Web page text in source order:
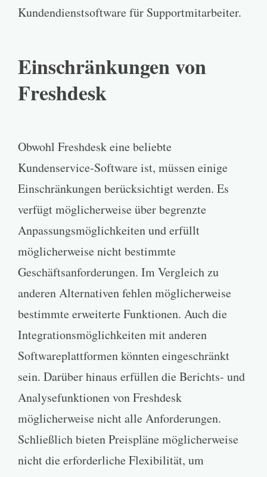
Kundendienstsoftware für Supportmitarbeiter.
Einschränkungen von
Freshdesk
Obwohl Freshdesk eine beliebte
Kundenservice-Software ist, müssen einige
Einschränkungen berücksichtigt werden. Es
verfügt möglicherweise über begrenzte
Anpassungsmöglichkeiten und erfüllt
möglicherweise nicht bestimmte
Geschäftsanforderungen. Im Vergleich zu
anderen Alternativen fehlen möglicherweise
bestimmte erweiterte Funktionen. Auch die
Integrationsmöglichkeiten mit anderen
Softwareplattformen könnten eingeschränkt
sein. Darüber hinaus erfüllen die Berichts- und
Analysefunktionen von Freshdesk
möglicherweise nicht alle Anforderungen.
Schließlich bieten Preispläne möglicherweise
nicht die erforderliche Flexibilität, um